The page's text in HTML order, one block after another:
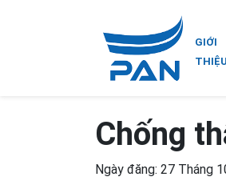
GIỚI
THIỆU
Chống
Ngày đăng: 27 Tháng